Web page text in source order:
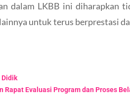
dalam LKBB ini diharapkan
untuk terus berprestasi
Didik
Rapat Evaluasi Program dan Proses